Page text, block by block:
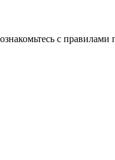
с правилами